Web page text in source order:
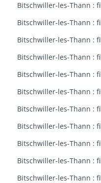
Bitschwiller-les-Thann :
Bitschwiller-les-Thann :
Bitschwiller-les-Thann :
Bitschwiller-les-Thann :
Bitschwiller-les-Thann :
Bitschwiller-les-Thann :
Bitschwiller-les-Thann :
Bitschwiller-les-Thann :
Bitschwiller-les-Thann :
Bitschwiller-les-Thann :
Bitschwiller-les-Thann :